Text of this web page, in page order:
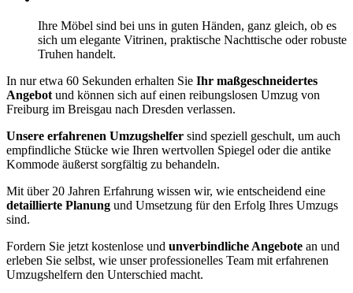
Ihre Möbel sind bei uns in guten Händen, ganz gleich, ob es
sich um elegante Vitrinen, praktische Nachttische oder robuste
Truhen handelt.
In nur etwa 60 Sekunden erhalten Sie Ihr maßgeschneidertes
Angebot und können sich auf einen reibungslosen Umzug von
Freiburg im Breisgau nach Dresden verlassen.
Unsere erfahrenen Umzugshelfer sind speziell geschult, um auch
empfindliche Stücke wie Ihren wertvollen Spiegel oder die antike
Kommode äußerst sorgfältig zu behandeln.
Mit über 20 Jahren Erfahrung wissen wir, wie entscheidend eine
detaillierte Planung und Umsetzung für den Erfolg Ihres Umzugs
sind.
Fordern Sie jetzt kostenlose und unverbindliche Angebote an und
erleben Sie selbst, wie unser professionelles Team mit erfahrenen
Umzugshelfern den Unterschied macht.